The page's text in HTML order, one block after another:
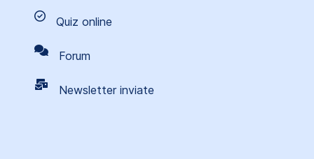
Quiz online
Forum
Newsletter inviate